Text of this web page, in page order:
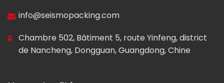
info@seismopacking.com
Chambre 502, Bâtiment 5, route Yinfeng, district
de Nancheng, Dongguan, Guangdong, Chine